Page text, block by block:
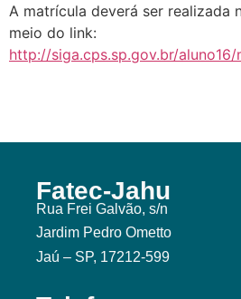
A matrícula deverá ser realizada
meio do link:
http://siga.cps.sp.gov.br/
Fatec-Jahu
Rua Frei Galvão, s/n
Jardim Pedro Ometto
Jaú – SP, 17212-599